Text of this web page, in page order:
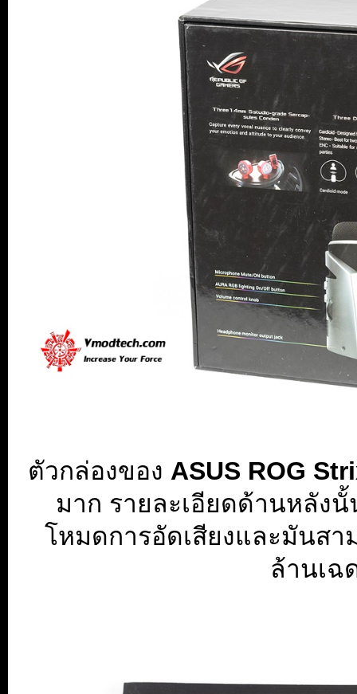
ตัวกล่องของ ASUS ROG
มาก รายละเอียดด้านหลัง
โหมดการอัดเสียงและมันสา
ล้านเฉ